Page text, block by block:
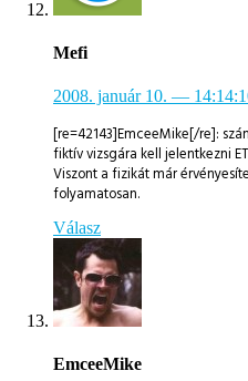
Mefi
2008. január 10. —
[re=42143]EmceeMike[/re]:
fiktív vizsgára kell jelentkezni
Viszont a fizikát már
folyamatosan.
Válasz
EmceeMike